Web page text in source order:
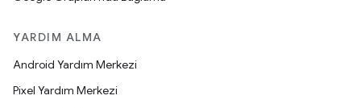
YARDIM ALMA
Android Yardım Merkezi
Pixel Yardım Merkezi